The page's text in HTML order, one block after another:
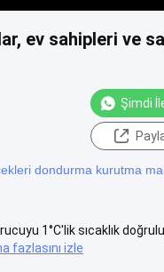
ev sahipleri ve
Şimdi
dondurma kurutma
1°C'lik sıcaklık
fazlasını izle